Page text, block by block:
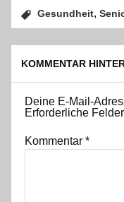
Gesundheit,
KOMMENTAR
Deine E-Mail-
Erforderliche
Kommentar*